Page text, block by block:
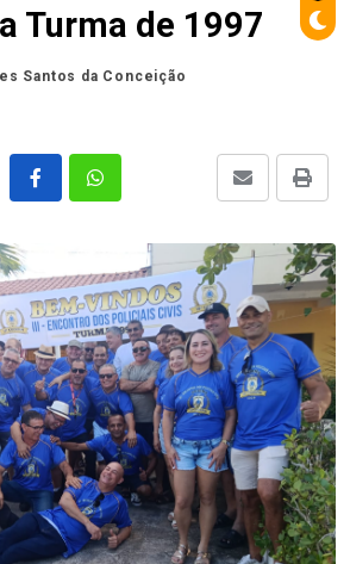
Turma de 1997
Santos da Conceição